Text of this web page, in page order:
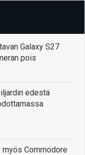
Galaxy S27
pois
edestä
Commodore